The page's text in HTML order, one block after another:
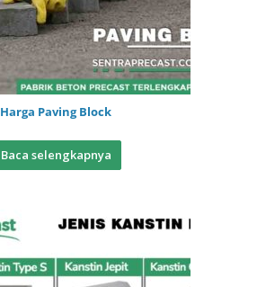
Harga Paving Block
Baca selengkapnya